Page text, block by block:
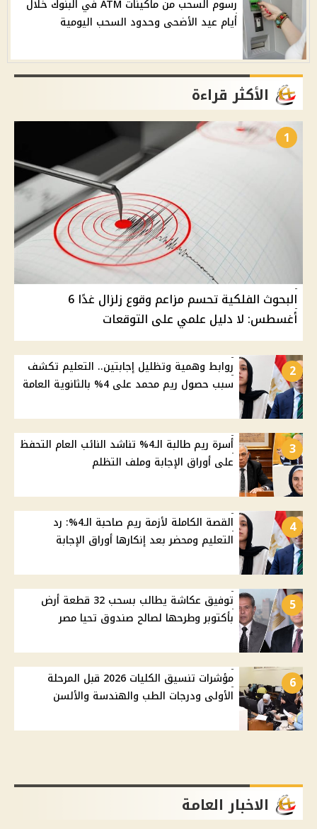
رسوم السحب من ماكينات ATM في البنوك خلال
أيام عيد الأضحى وحدود السحب اليومية
الأكثر قراءة
1
البحوث الفلكية تحسم مزاعم وقوع زلزال غدًا 6
أغسطس: لا دليل علمي على التوقعات
2
روابط وهمية وتظليل إجابتين.. التعليم تكشف
سبب حصول ريم محمد على 4% بالثانوية العامة
3
أسرة ريم طالبة الـ4% تناشد النائب العام التحفظ
على أوراق الإجابة وملف التظلم
4
القصة الكاملة لأزمة ريم صاحبة الـ4%: رد
التعليم ومحضر بعد إنكارها أوراق الإجابة
5
توفيق عكاشة يطالب بسحب 32 قطعة أرض
بأكتوبر وطرحها لصالح صندوق تحيا مصر
6
مؤشرات تنسيق الكليات 2026 قبل المرحلة
الأولى ودرجات الطب والهندسة والألسن
الاخبار العامة